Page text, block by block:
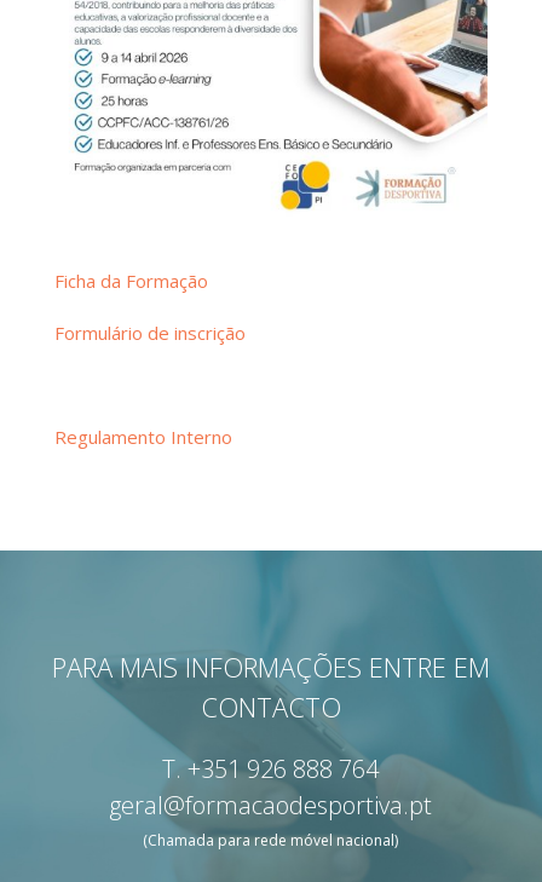
Ficha da Formação
Formulário de inscrição
Regulamento Interno
PARA MAIS INFORMAÇÕES ENTRE EM
CONTACTO
T.+351 926 888 764
geral@formacaodesportiva.pt
(Chamada para rede móvel nacional)